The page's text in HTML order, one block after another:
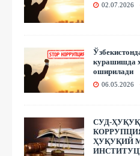
02.07.2026
курашишда
оширилади
06.05.2026
СУД-
ҲУҚУҚИЙ